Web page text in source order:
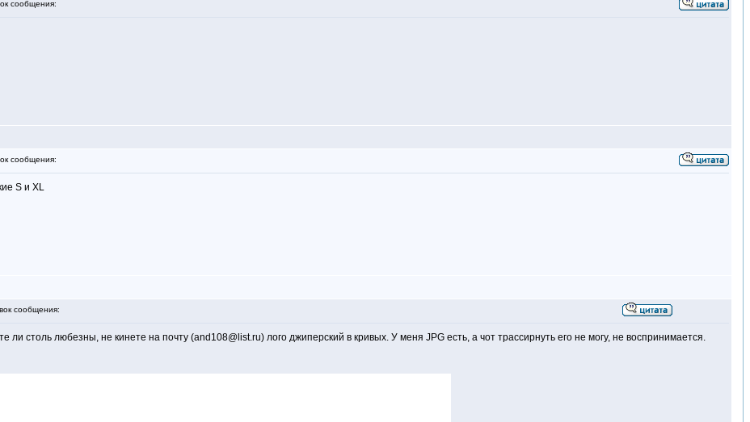
сообщения:
сообщения:
S и XL
сообщения:
ли столь любезны, не кинете на почту (and108@list.ru) лого джиперский в кривых. У меня JPG есть, а чот трассирнуть его не могу, не воспринимается.